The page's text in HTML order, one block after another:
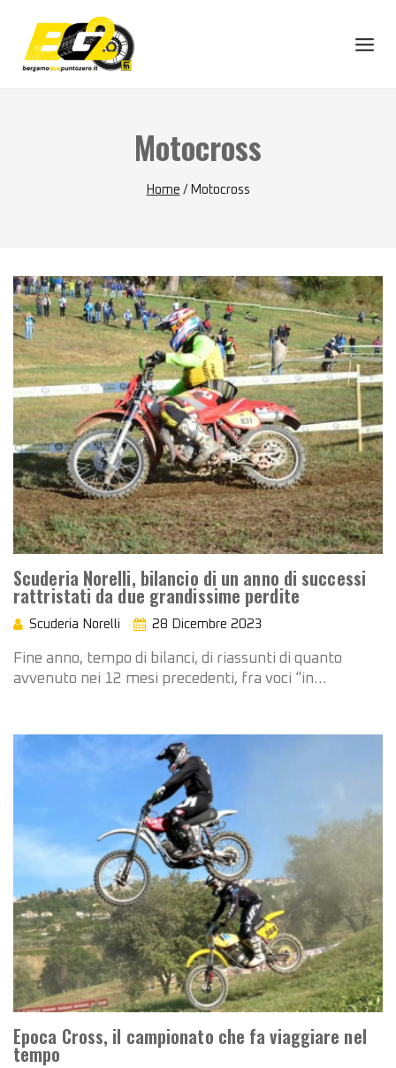
content
Motocross
Home / Motocross
Scuderia Norelli, bilancio di un anno di successi
rattristati da due grandissime perdite
Scuderia Norelli 28 Dicembre 2023
Fine anno, tempo di bilanci, di riassunti di quanto
avvenuto nei 12 mesi precedenti, fra voci “in…
Epoca Cross, il campionato che fa viaggiare nel
tempo